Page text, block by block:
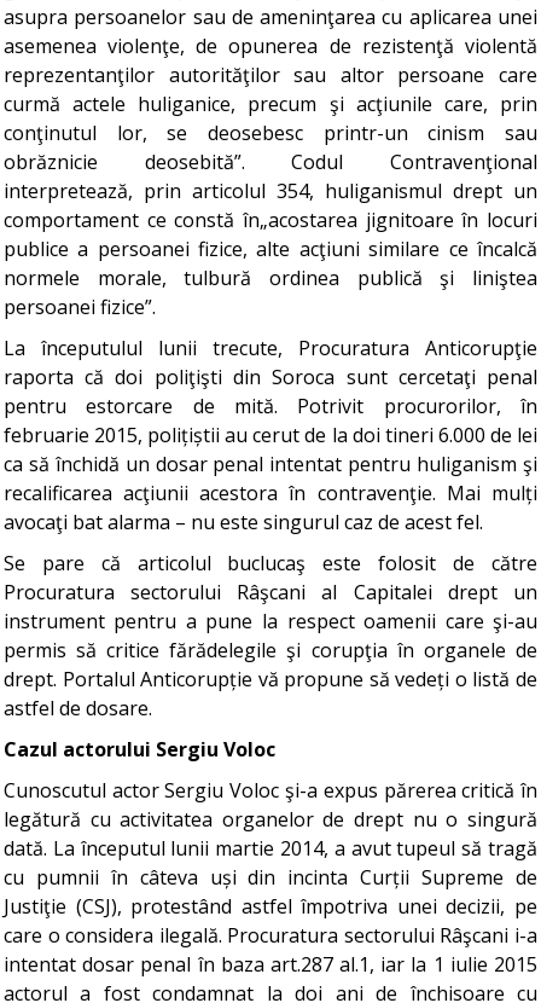
asupra persoanelor sau de ameninţarea cu aplicarea unei
asemenea violenţe, de opunerea de rezistenţă violentă
reprezentanţilor autorităţilor sau altor persoane care
curmă actele huliganice, precum şi acţiunile care, prin
conţinutul lor, se deosebesc printr-un cinism sau
obrăznicie deosebită”. Codul Contravenţional
interpretează, prin articolul 354, huliganismul drept un
comportament ce constă în„acostarea jignitoare în locuri
publice a persoanei fizice, alte acţiuni similare ce încalcă
normele morale, tulbură ordinea publică şi liniştea
persoanei fizice”.
La începutulul lunii trecute, Procuratura Anticorupţie
raporta că doi poliţişti din Soroca sunt cercetaţi penal
pentru estorcare de mită. Potrivit procurorilor, în
februarie 2015, polițiștii au cerut de la doi tineri 6.000 de lei
ca să închidă un dosar penal intentat pentru huliganism şi
recalificarea acţiunii acestora în contravenţie. Mai mulți
avocaţi bat alarma – nu este singurul caz de acest fel.
Se pare că articolul buclucaş este folosit de către
Procuratura sectorului Râşcani al Capitalei drept un
instrument pentru a pune la respect oamenii care şi-au
permis să critice fărădelegile şi corupţia în organele de
drept. Portalul Anticorupție vă propune să vedeți o listă de
astfel de dosare.
Cazul actorului Sergiu Voloc
Cunoscutul actor Sergiu Voloc şi-a expus părerea critică în
legătură cu activitatea organelor de drept nu o singură
dată. La începutul lunii martie 2014, a avut tupeul să tragă
cu pumnii în câteva uși din incinta Curții Supreme de
Justiţie (CSJ), protestând astfel împotriva unei decizii, pe
care o considera ilegală. Procuratura sectorului Râşcani i-a
intentat dosar penal în baza art.287 al.1, iar la 1 iulie 2015
actorul a fost condamnat la doi ani de închisoare cu